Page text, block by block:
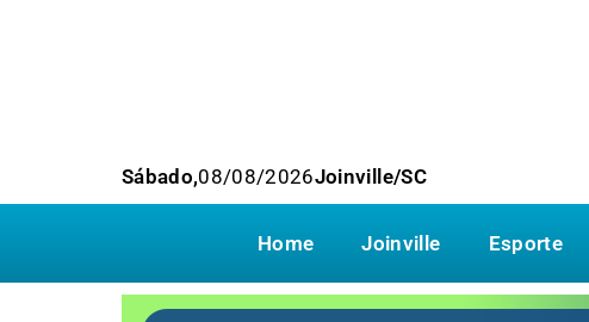
Sábado,08/08/2026Joinville/SC
Home Joinville Esporte